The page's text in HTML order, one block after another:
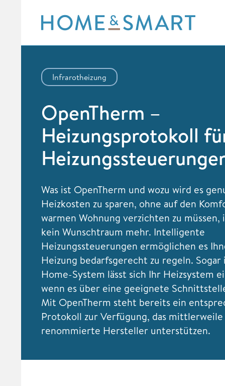
content
Infrarotheizung
OpenTherm –
Heizungsprotokoll
Was ist OpenTherm und wozu wird es
Heizkosten zu sparen, ohne auf den
warmen Wohnung verzichten zu müssen,
kein Wunschtraum mehr. Intelligente
Heizungssteuerungen ermöglichen es
Heizung bedarfsgerecht zu regeln.
Home-System lässt sich Ihr Heizsystem
wenn es über eine geeignete
Mit OpenTherm steht bereits ein
Protokoll zur Verfügung, das mittlerweile
renommierte Hersteller unterstützen.